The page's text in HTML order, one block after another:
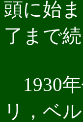
頭に始
了まで続
1930年
リ，ベ